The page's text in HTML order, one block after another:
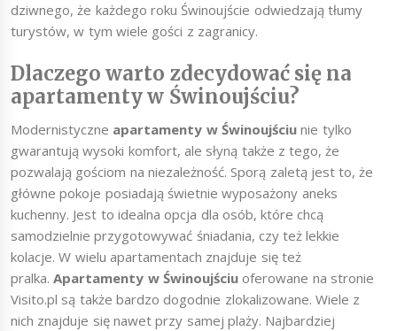
dziwnego, że każdego roku Świnoujście odwiedzają tłumy
turystów, w tym wiele gości z zagranicy.
Dlaczego warto zdecydować się na
apartamenty w Świnoujściu?
Modernistyczne apartamenty w Świnoujściunie tylko
gwarantują wysoki komfort, ale słyną także z tego, że
pozwalają gościom na niezależność. Sporą zaletą jest to, że
główne pokoje posiadają świetnie wyposażony aneks
kuchenny. Jest to idealna opcja dla osób, które chcą
samodzielnie przygotowywać śniadania, czy też lekkie
kolacje. W wielu apartamentach znajduje się też
pralka.Apartamenty w Świnoujściuoferowane na stronie
Visito.pl są także bardzo dogodnie zlokalizowane. Wiele z
nich znajduje się nawet przy samej plaży. Najbardziej